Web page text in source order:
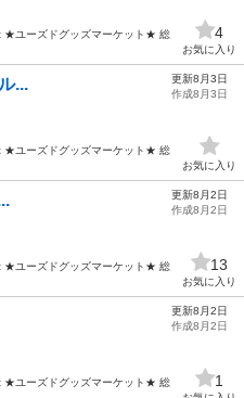
★ユーズドグッズマーケット★ 総
4
お気に入り
...
★ユーズドグッズマーケット★ 総
更新8月3日
作成8月3日
お気に入り
★ユーズドグッズマーケット★ 総
更新8月2日
作成8月2日
13
お気に入り
★ユーズドグッズマーケット★ 総
更新8月2日
作成8月2日
1